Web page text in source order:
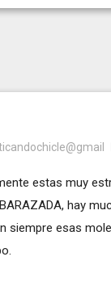
estas muy
hay
siempre esas